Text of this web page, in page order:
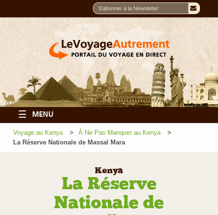
☰ MENU
Voyage au Kenya
À Ne Pas Manquer au Kenya
La Réserve Nationale de Massaï Mara
Kenya
La Réserve
Nationale de